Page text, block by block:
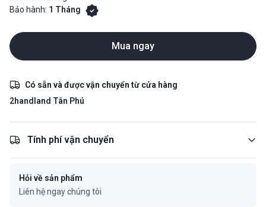
Bảo hành: 1 Tháng
Mua ngay
Có sẵn và được vận chuyển từ cửa hàng
2handland Tân Phú
Tính phí vận chuyển
Hỏi về sản phẩm
Liên hệ ngay chúng tôi